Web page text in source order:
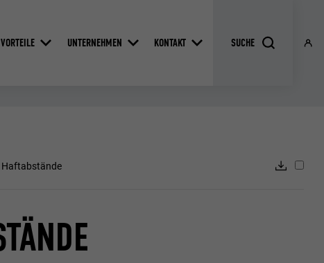
VORTEILE UNTERNEHMEN KONTAKT